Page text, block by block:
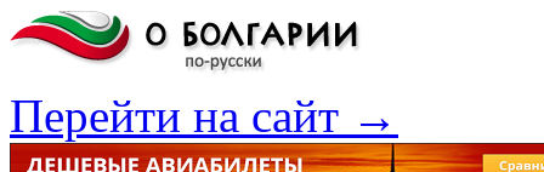
Перейти на сайт →